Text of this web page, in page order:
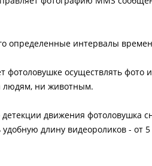
определенные интервалы
фотоловушке осуществлять фото и
людям, ни животным.
движения фотоловушка
длину видеороликов - от 5